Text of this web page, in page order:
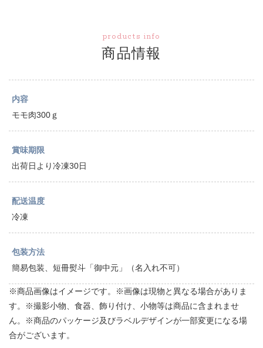
products info
商品情報
内容
モモ肉300ｇ
賞味期限
出荷日より冷凍30日
配送温度
冷凍
包装方法
簡易包装、短冊熨斗「御中元」（名入れ不可）
※商品画像はイメージです。※画像は現物と異なる場合がありま
す。※撮影小物、食器、飾り付け、小物等は商品に含まれませ
ん。※商品のパッケージ及びラベルデザインが一部変更になる場
合がございます。